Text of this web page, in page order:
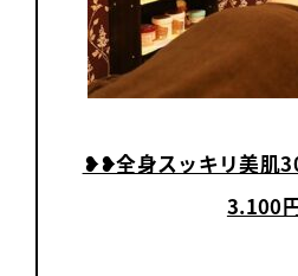
❥︎❥全身スッキリ美肌
3.100